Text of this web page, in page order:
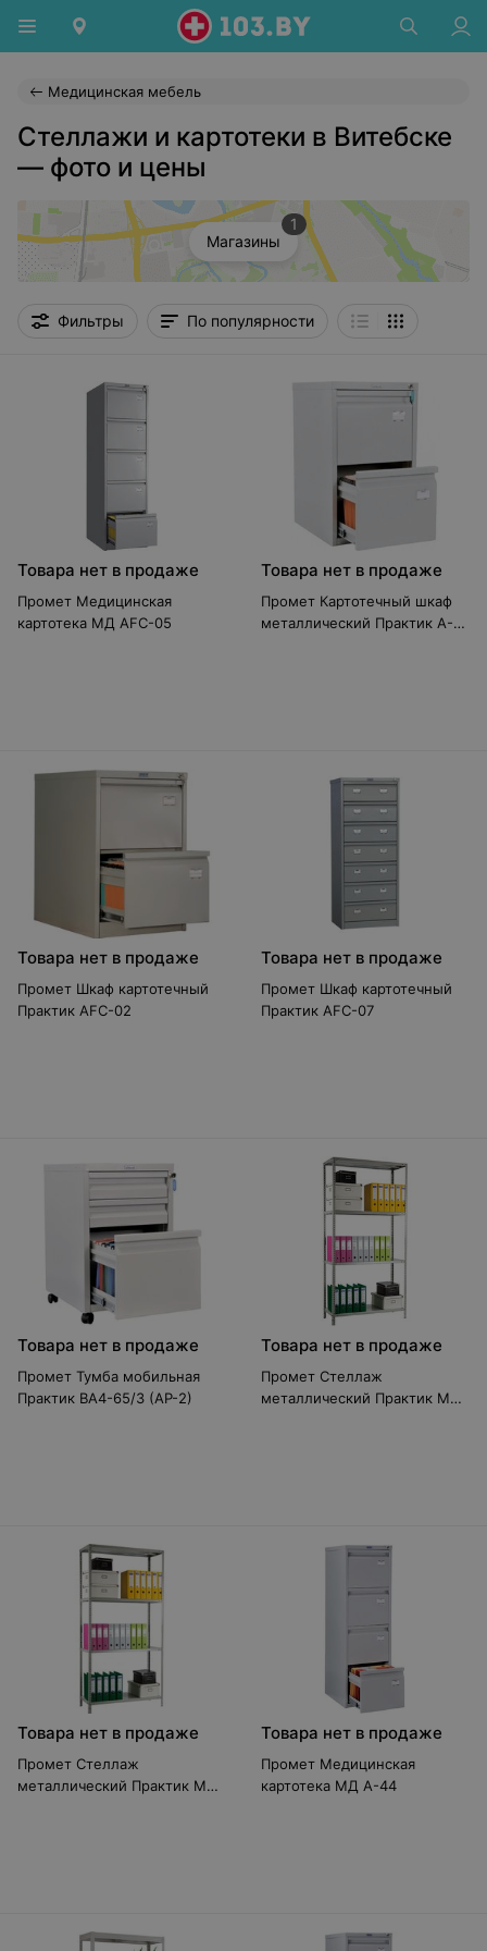
Медицинская мебель
Стеллажи и картотеки в Витебске
— фото и цены
Магазины
1
Фильтры По популярности
Товара нет в продаже
Промет Медицинская
картотека МД AFC-05
Товара нет в продаже
Промет Картотечный шкаф
металлический Практик A-
Товара нет в продаже
Промет Шкаф картотечный
Практик AFC-02
Товара нет в продаже
Промет Шкаф картотечный
Практик AFC-07
Товара нет в продаже
Промет Тумба мобильная
Практик BA4-65/3 (AP-2)
Товара нет в продаже
Промет Стеллаж
металлический Практик MS
Товара нет в продаже
Промет Стеллаж
металлический Практик MS
Товара нет в продаже
Промет Медицинская
картотека МД A-44